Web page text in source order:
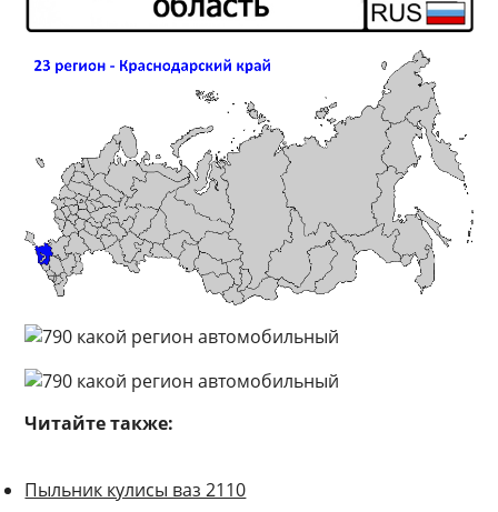
Читайте также:
Пыльник кулисы ваз 2110